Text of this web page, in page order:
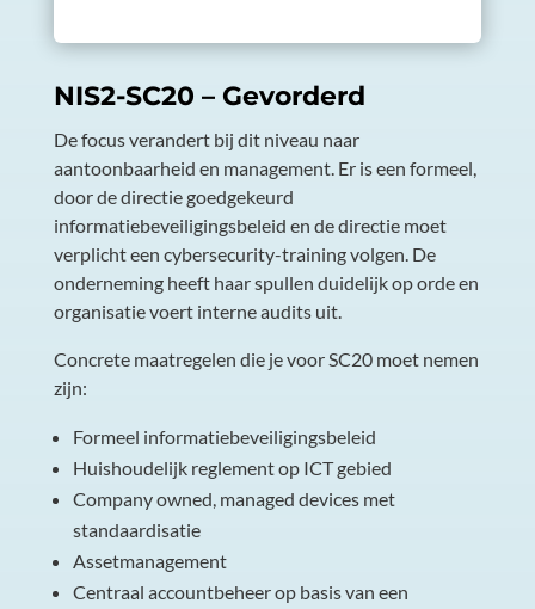
NIS2-SC20 – Gevorderd
De focus verandert bij dit niveau naar
aantoonbaarheid en management. Er is een formeel,
door de directie goedgekeurd
informatiebeveiligingsbeleid en de directie moet
verplicht een cybersecurity-training volgen. De
onderneming heeft haar spullen duidelijk op orde en
organisatie voert interne audits uit.
Concrete maatregelen die je voor SC20 moet nemen
zijn:
Formeel informatiebeveiligingsbeleid
Huishoudelijk reglement op ICT gebied
Company owned, managed devices met
standaardisatie
Assetmanagement
Centraal accountbeheer op basis van een